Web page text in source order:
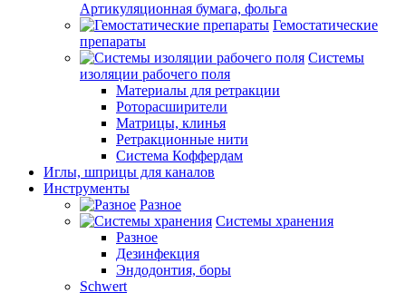
Артикуляционная бумага, фольга
Гемостатические
препараты
Системы
изоляции рабочего поля
Материалы для ретракции
Роторасширители
Матрицы, клинья
Ретракционные нити
Система Коффердам
Иглы, шприцы для каналов
Инструменты
Разное
Системы хранения
Разное
Дезинфекция
Эндодонтия, боры
Schwert